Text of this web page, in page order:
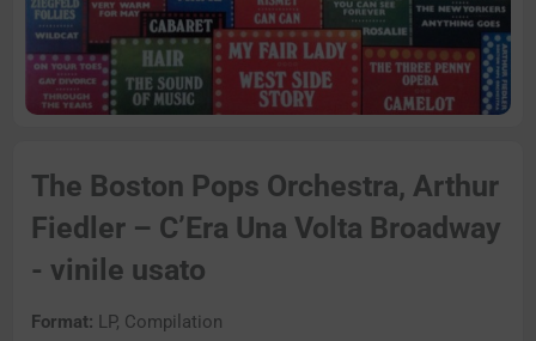
The Boston Pops Orchestra, Arthur
Fiedler – C’Era Una Volta Broadway
- vinile usato
Format: LP, Compilation